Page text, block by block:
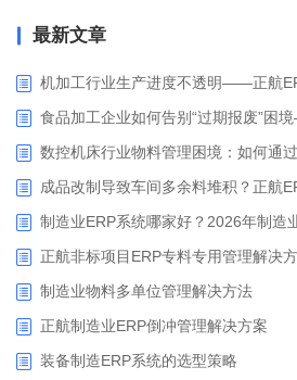
最新文章
成品改制导致车间多余料堆积？正航
制造业ERP系统哪家好？2026年制造
正航非标项目ERP专料专用管理解决
制造业物料多单位管理解决方法
正航制造业ERP倒冲管理解决方案
装备制造ERP系统的选型策略